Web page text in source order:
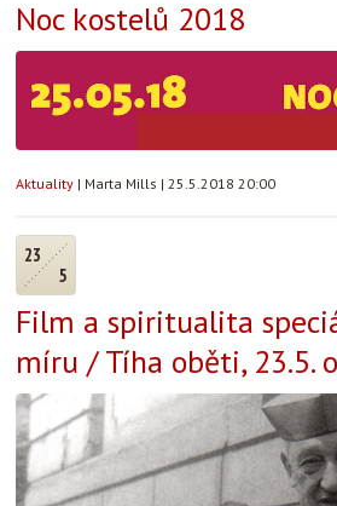
Noc kostelů 2018
Aktuality | Marta Mills | 25.5.2018 20:00
23
5
Film a spiritualita
míru / Tíha oběti, 23.5.